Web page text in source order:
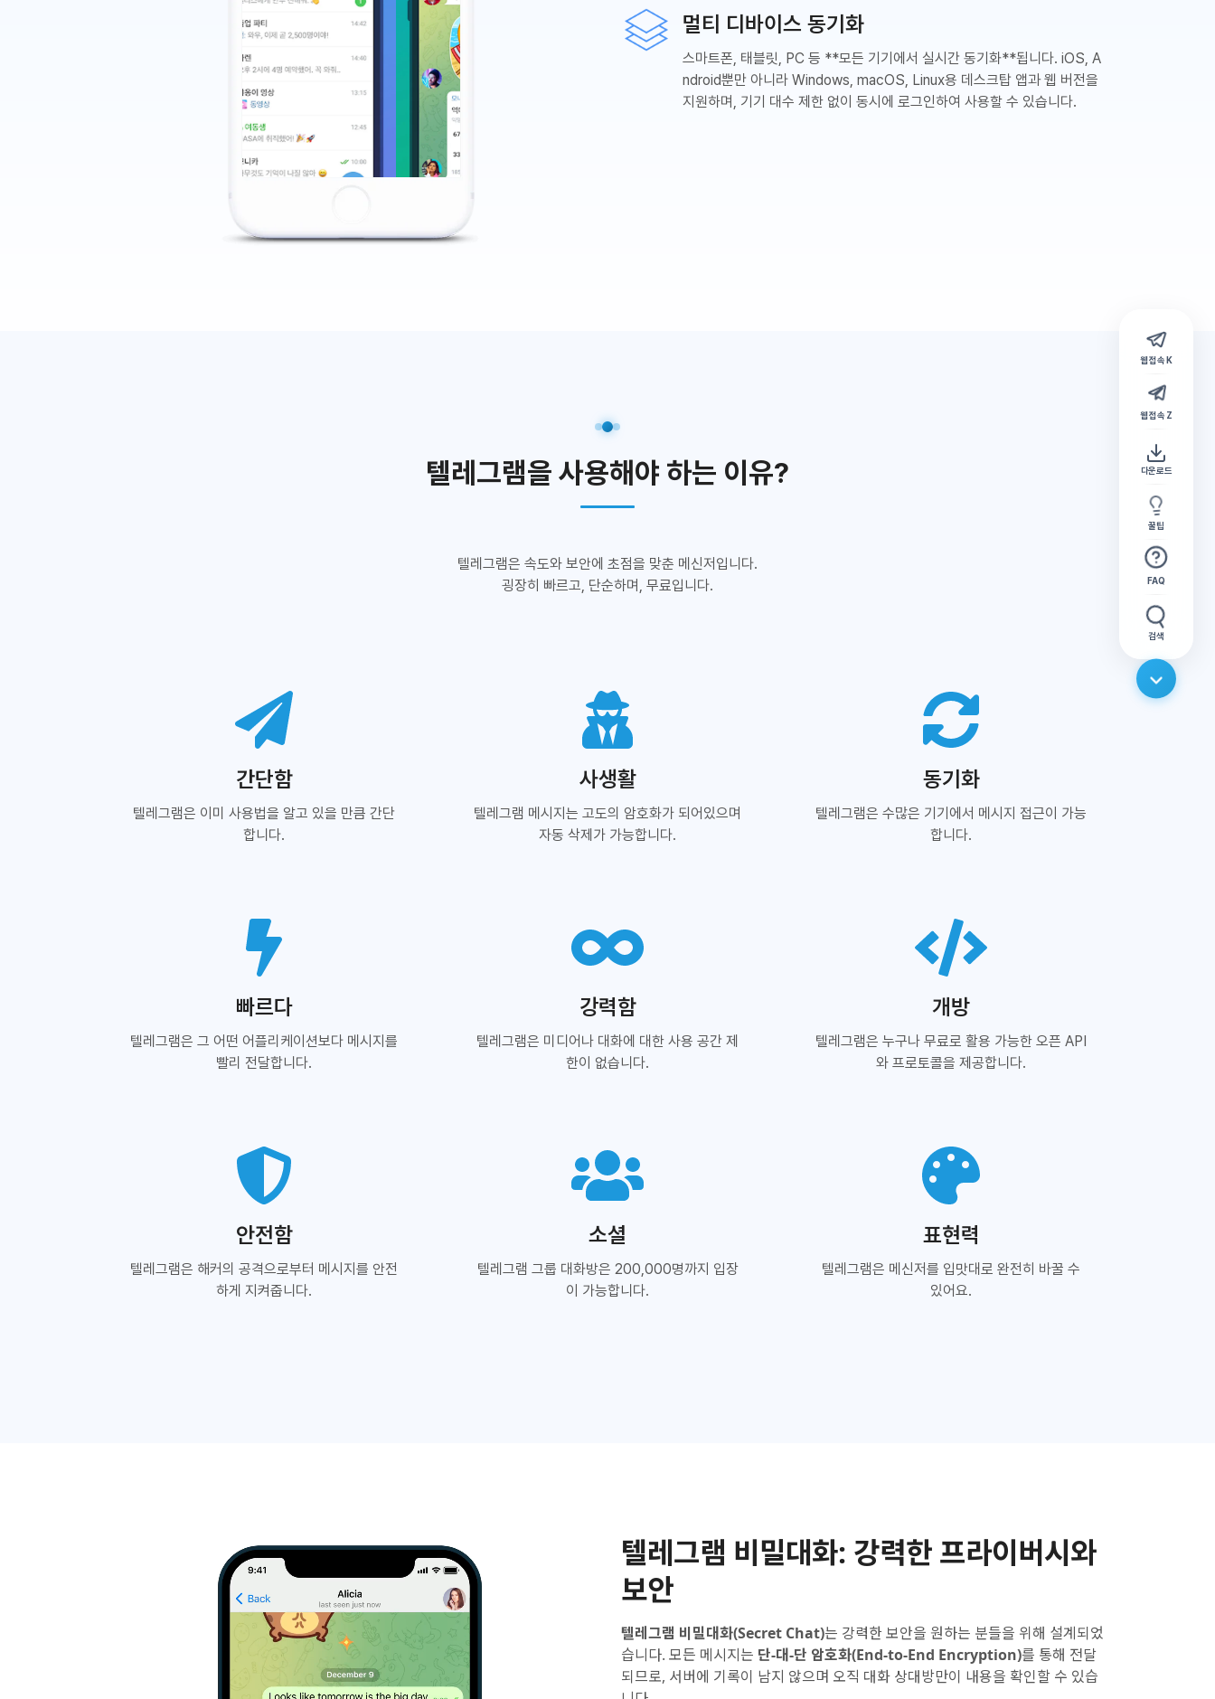
웹 접속 K
웹 접속 Z
다운로드
꿀팁
FAQ
검색
멀티 디바이스 동기화
스마트폰, 태블릿, PC 등 **모든 기기에서 실시간 동기화**됩니다. iOS, A
ndroid뿐만 아니라 Windows, macOS, Linux용 데스크탑 앱과 웹 버전을
지원하며, 기기 대수 제한 없이 동시에 로그인하여 사용할 수 있습니다.
텔레그램을 사용해야 하는 이유?
텔레그램은 속도와 보안에 초점을 맞춘 메신저입니다.
굉장히 빠르고, 단순하며, 무료입니다.
간단함
텔레그램은 이미 사용법을 알고 있을 만큼 간단
합니다.
사생활
텔레그램 메시지는 고도의 암호화가 되어있으며
자동 삭제가 가능합니다.
동기화
텔레그램은 수많은 기기에서 메시지 접근이 가능
합니다.
빠르다
텔레그램은 그 어떤 어플리케이션보다 메시지를
빨리 전달합니다.
강력함
텔레그램은 미디어나 대화에 대한 사용 공간 제
한이 없습니다.
개방
텔레그램은 누구나 무료로 활용 가능한 오픈 API
와 프로토콜을 제공합니다.
안전함
텔레그램은 해커의 공격으로부터 메시지를 안전
하게 지켜줍니다.
소셜
텔레그램 그룹 대화방은 200,000명까지 입장
이 가능합니다.
표현력
텔레그램은 메신저를 입맛대로 완전히 바꿀 수
있어요.
텔레그램 비밀대화: 강력한 프라이버시와
보안
텔레그램 비밀대화(Secret Chat)는 강력한 보안을 원하는 분들을 위해 설계되었
습니다. 모든 메시지는 단-대-단 암호화(End-to-End Encryption)를 통해 전달
되므로, 서버에 기록이 남지 않으며 오직 대화 상대방만이 내용을 확인할 수 있습